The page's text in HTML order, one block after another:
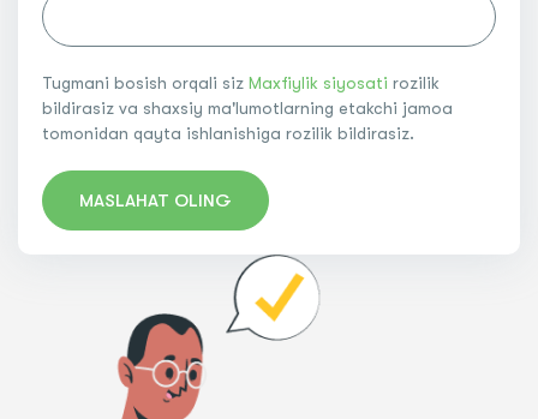
Tugmani bosish orqali siz Maxfiylik siyosati rozilik
bildirasiz va shaxsiy ma'lumotlarning etakchi jamoa
tomonidan qayta ishlanishiga rozilik bildirasiz.
MASLAHAT OLING